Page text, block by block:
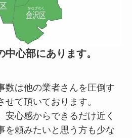
心部にあります。
数は他の業者さんを圧倒す
て頂いております。
安心感からできるだけ近く
を頼みたいと思う方も少な